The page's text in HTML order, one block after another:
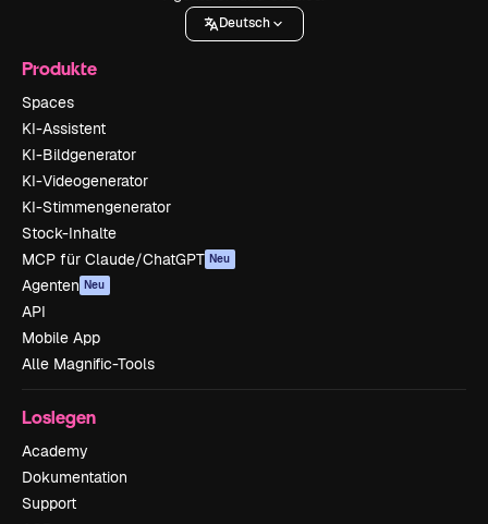
Deutsch
Produkte
Spaces
KI-Assistent
KI-Bildgenerator
KI-Videogenerator
KI-Stimmengenerator
Stock-Inhalte
MCP für Claude/ChatGPT Neu
Agenten Neu
API
Mobile App
Alle Magnific-Tools
Loslegen
Academy
Dokumentation
Support